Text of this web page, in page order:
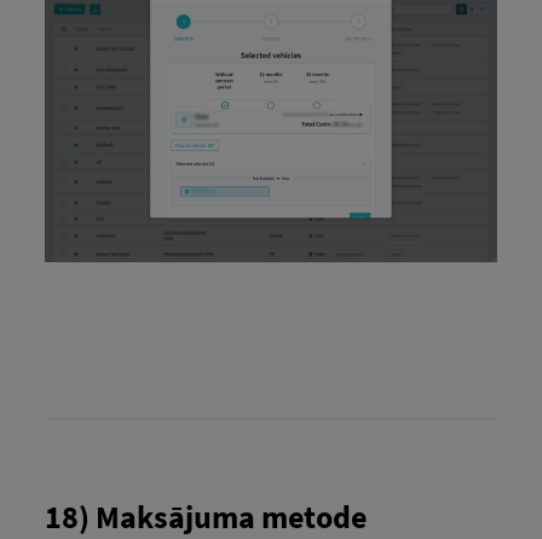
18) Maksājuma metode